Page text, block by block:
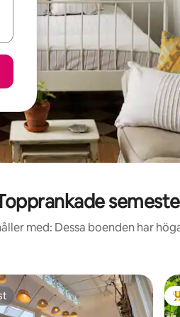
med: Dessa boenden har